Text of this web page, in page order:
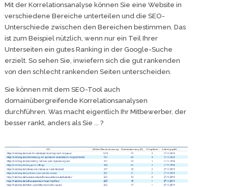
Mit der Korrelationsanalyse können Sie eine Website in
verschiedene Bereiche unterteilen und die SEO-
Unterschiede zwischen den Bereichen bestimmen. Das
ist zum Beispiel nützlich, wenn nur ein Teil Ihrer
Unterseiten ein gutes Ranking in der Google-Suche
erzielt. So sehen Sie, inwiefern sich die gut rankenden
von den schlecht rankenden Seiten unterscheiden.
Sie können mit dem SEO-Tool auch
domainübergreifende Korrelationsanalysen
durchführen. Was macht eigentlich Ihr Mitbewerber, der
besser rankt, anders als Sie ... ?